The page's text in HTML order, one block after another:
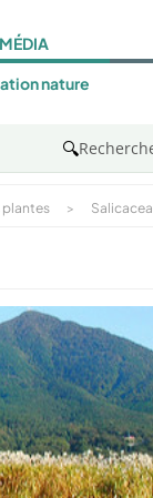
nature
🔍
plantes >